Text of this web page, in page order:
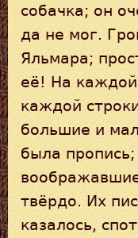
собачка; он
да не мог.
Яльмара;
её! На каждой
каждой
большие и
была
твёрдо. Их
казалось,